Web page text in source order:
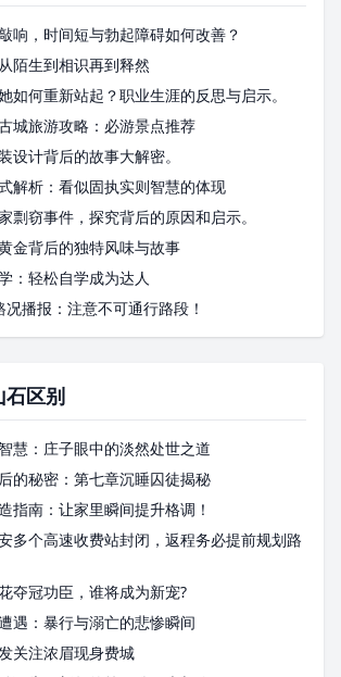
响，时间短与勃起障碍如何改善？
陌生到相识再到释然
如何重新站起？职业生涯的反思与启示。
城旅游攻略：必游景点推荐
设计背后的故事大解密。
解析：看似固执实则智慧的体现
剽窃事件，探究背后的原因和启示。
金背后的独特风味与故事
：轻松自学成为达人
播报：注意不可通行路段！
石区别
慧：庄子眼中的淡然处世之道
的秘密：第七章沉睡囚徒揭秘
指南：让家里瞬间提升格调！
多个高速收费站封闭，返程务必提前规划路
夺冠功臣，谁将成为新宠?
遇：暴行与溺亡的悲惨瞬间
关注浓眉现身费城